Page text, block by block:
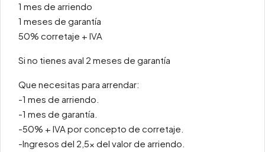
1 mes de arriendo
1 meses de garantía
50% corretaje + IVA
Si no tienes aval 2 meses de garantía
Que necesitas para arrendar:
-1 mes de arriendo.
-1 mes de garantía.
-50% + IVA por concepto de corretaje.
-Ingresos del 2,5x del valor de arriendo.